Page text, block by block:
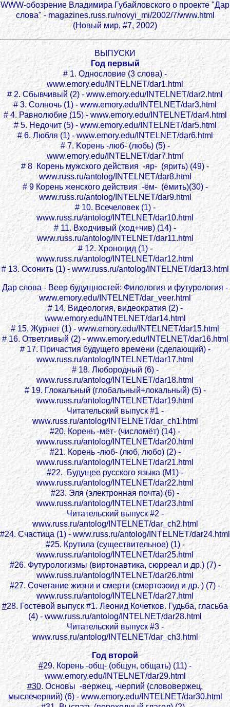
WWW-обозрение Владимира Губайловского o проекте "Дар
слова" - magazines.russ.ru/novyi_mi/2002/7/www.html
(Новый мир, #7, 2002)
ВЫПУСКИ
Год первый
# 1. Однословие (3 слова) -
www.emory.edu/INTELNET/dar1.html
# 2. Сбывчивый (2) - www.emory.edu/INTELNET/dar2.html
# 3. Солночь (1) - www.emory.edu/INTELNET/dar3.html
# 4. Равнолюбие (15) - www.emory.edu/INTELNET/dar4.html
# 5. Недочит (5) - www.emory.edu/INTELNET/dar5.html
# 6. Любля (1) - www.emory.edu/INTELNET/dar6.html
# 7. Kорень -люб- (любь) (5) -
www.emory.edu/INTELNET/dar7.html
# 8 Корень мужского действия -яр- (ярить) (49) -
www.russ.ru/antolog/INTELNET/dar8.html
# 9 Корень женского действия -ём- (ёмить)(30) -
www.russ.ru/antolog/INTELNET/dar9.html
# 10. Всечеловек (1) -
www.russ.ru/antolog/INTELNET/dar10.html
# 11. Входчивый (ход+чив) (14) -
www.russ.ru/antolog/INTELNET/dar11.html
# 12. Хроноцид (1) -
www.russ.ru/antolog/INTELNET/dar12.html
# 13. Осонить (1) - www.russ.ru/antolog/INTELNET/dar13.html
Дар слова - Веер будущностей: Филология и футурология -
www.emory.edu/INTELNET/dar_veer.html
# 14. Видеология, видеократия (2) -
www.emory.edu/INTELNET/dar14.html
# 15. Журнет (1) - www.emory.edu/INTELNET/dar15.html
# 16. Ответливый (2) - www.emory.edu/INTELNET/dar16.html
# 17. Причастия будущего времени (сделающий) -
www.russ.ru/antolog/INTELNET/dar17.html
# 18. Любородный (6) -
www.russ.ru/antolog/INTELNET/dar18.html
# 19. Глокальный (глобальный+локальный) (5) -
www.russ.ru/antolog/INTELNET/dar19.html
Читательский выпуск #1 -
www.russ.ru/antolog/INTELNET/dar_ch1.html
#20. Корень -мёт- (числомёт) (14) -
www.russ.ru/antolog/INTELNET/dar20.html
#21. Корень -люб- (люб, любо) (2) -
www.russ.ru/antolog/INTELNET/dar21.html
#22. Будущее русского языка (М1) -
www.russ.ru/antolog/INTELNET/dar22.html
#23. Эля (электронная почта) (6) -
www.russ.ru/antolog/INTELNET/dar23.html
Читательский выпуск #2 -
www.russ.ru/antolog/INTELNET/dar_ch2.html
#24. Счастица (1) - www.russ.ru/antolog/INTELNET/dar24.html
#25. Крутила (существительное) (1) -
www.russ.ru/antolog/INTELNET/dar25.html
#26. Футурологизмы (виртонавтика, сюрреал и др.) (7) -
www.russ.ru/antolog/INTELNET/dar26.html
#27. Сочетание жизни и смерти (смертозоид и др. ) (7) -
www.russ.ru/antolog/INTELNET/dar27.html
#28. Гостевой выпуск #1. Леонид Кочетков. Гудьба, гласьба
(4) - www.russ.ru/antolog/INTELNET/dar28.html
Читательский выпуск #3 -
www.russ.ru/antolog/INTELNET/dar_ch3.html
Год второй
#29. Корень -общ- (общун, общать) (11) -
www.emory.edu/INTELNET/dar29.html
#30. Основы -вержец, -черпий (слововержец,
мыслечерпий) (6) - www.emory.edu/INTELNET/dar30.html